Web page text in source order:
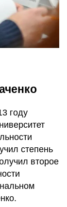
году
степень
второе